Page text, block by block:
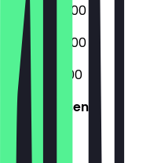
07:00 - 20:00
07:00 - 20:00
08:00 - 21:00
Geschlossen